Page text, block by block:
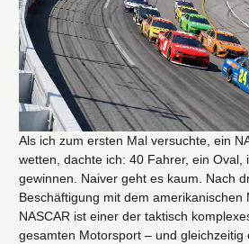
Als ich zum ersten Mal versuchte, ein
wetten, dachte ich: 40 Fahrer, ein Oval,
gewinnen. Naiver geht es kaum. Nach
Beschäftigung mit dem amerikanischen
NASCAR ist einer der taktisch
gesamten Motorsport – und gleichzeitig